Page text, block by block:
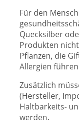
Für den
Quecksilber
Produkten
Pflanzen, die
Allergien
Zusätzlich
(Hersteller,
Haltbarkeits-
werden.